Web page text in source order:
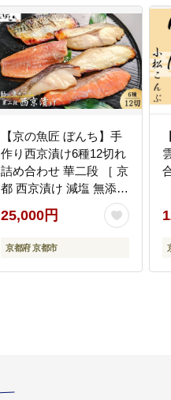
【京の魚匠 ぼんち】手
作り西京漬け6種12切れ
詰め合わせ 華二段 ［ 京
都 西京漬け 減塩 無添加
魚 簡単 便利 人気 おす
すめ お取り寄せ 通販 送
料無料 ふるさと納税 ］
25,000円
京都府 京都市